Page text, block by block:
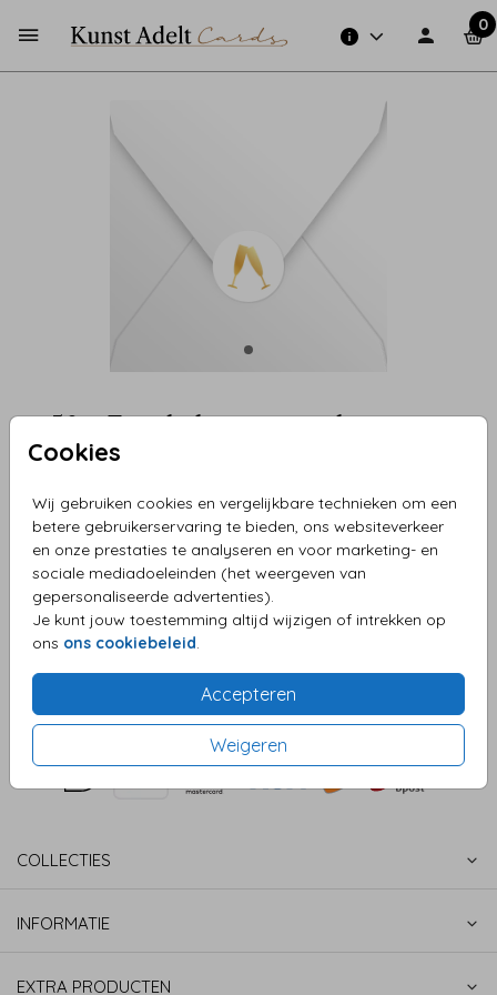
0
Cookies
Wij gebruiken cookies en vergelijkbare technieken om een
betere gebruikerservaring te bieden, ons websiteverkeer
en onze prestaties te analyseren en voor marketing- en
sociale mediadoeleinden (het weergeven van
gepersonaliseerde advertenties).
Je kunt jouw toestemming altijd wijzigen of intrekken op
ons ons cookiebeleid.
Accepteren
Weigeren
OMSCHRIJVING
Sluitzegel huwelijk champagneglazen
Prijs:€ 6,50
COLLECTIES
INFORMATIE
EXTRA PRODUCTEN